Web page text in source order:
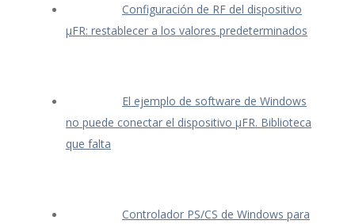
Configuración de RF del dispositivo
μFR: restablecer a los valores predeterminados
El ejemplo de software de Windows
no puede conectar el dispositivo μFR. Biblioteca
que falta
Controlador PS/CS de Windows para